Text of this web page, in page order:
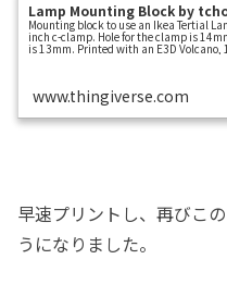
Lamp Mounting Block by
Mounting block to use an Ikea Tertial
inch c-clamp. Hole for the clamp is
is 13mm. Printed with an E3D Volcano,
www.thingiverse.com
早速プリントし、再びこ
うになりました。